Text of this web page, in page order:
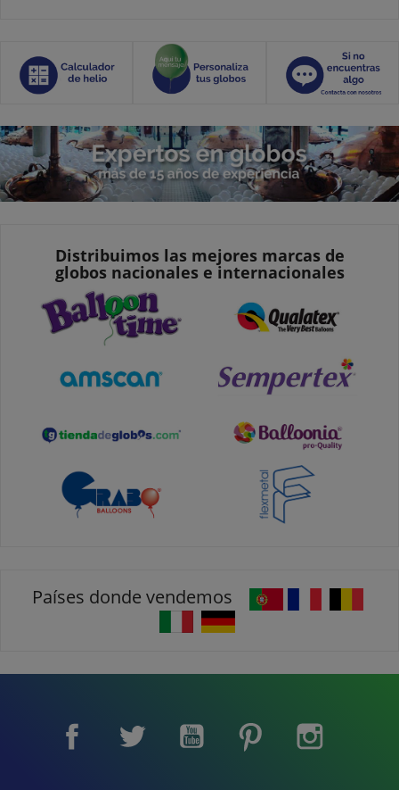
Distribuimos las mejores marcas de
globos nacionales e internacionales
Países donde vendemos
Facebook Twitter YouTube Pinterest